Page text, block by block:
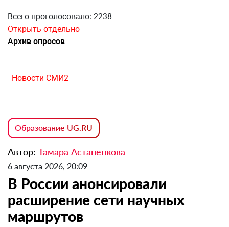
Всего проголосовало: 2238
Открыть отдельно
Архив опросов
Новости СМИ2
Образование UG.RU
Автор: Тамара Астапенкова
6 августа 2026, 20:09
В России анонсировали
расширение сети научных
маршрутов